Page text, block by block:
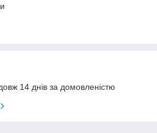
14 днів за домовленістю